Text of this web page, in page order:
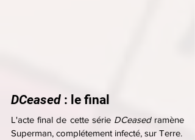
DCeased : le final
L'acte final de cette série DCeased ramène
Superman, complétement infecté, sur Terre.